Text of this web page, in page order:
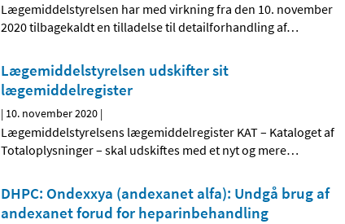
Lægemiddelstyrelsen har med virkning fra den 10. november
2020 tilbagekaldt en tilladelse til detailforhandling af…
Lægemiddelstyrelsen udskifter sit
lægemiddelregister
| 10. november 2020 |
Lægemiddelstyrelsens lægemiddelregister KAT – Kataloget af
Totaloplysninger – skal udskiftes med et nyt og mere…
DHPC: Ondexxya (andexanet alfa): Undgå brug af
andexanet forud for heparinbehandling